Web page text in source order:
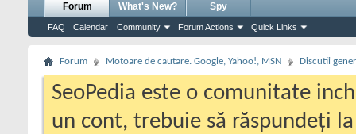
Forum
FAQ Calendar Community Forum Actions Quick Links
What's New? Spy
Forum Motoare de cautare. Google, Yahoo!, MSN Discutii
SeoPedia este o comunitate
un cont, trebuie să răspundeți